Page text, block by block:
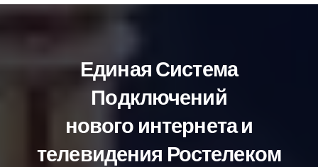
Единая Система
Подключений
нового интернета и
телевидения Ростелеком